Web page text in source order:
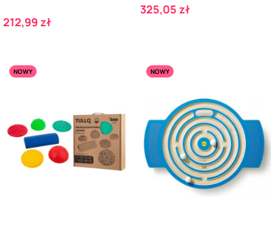
Cena
212,99 zł
Cena
325,05 zł
NOWY NOWY